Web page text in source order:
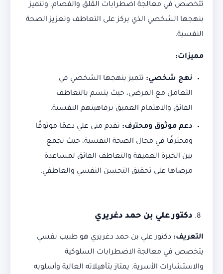
تتخصص في معالجة اضطرابات القلق والفصام، وتتميز
بنهجها الشخصي الذي يركز على التعاطف وتعزيز الصحة
النفسية.
مميزات:
نهج شخصي: تتميز بنهجها الشخصي في
التعامل مع المرضى، حيث يتسم بالتعاطف
الفائق والاهتمام العميق برفاهيتهم النفسية.
دعم موثوق ومحترف: تقدم منى علي دعمًا موثوقًا
ومحترفًا في مجال الصحة النفسية، حيث تجمع
بين الخبرة العميقة والتعاطف الفائق لمساعدة
مرضاها على تحقيق التحسن النفسي والعاطفي.
دكتور علي بن حمد دغريري
التعريف: دكتور علي بن حمد دغريري هو طبيب نفسي
يتخصص في معالجة الاضطرابات السلوكية
والاستشارات الأسرية. يمتاز بتأهيلاته العالية وأسلوبه